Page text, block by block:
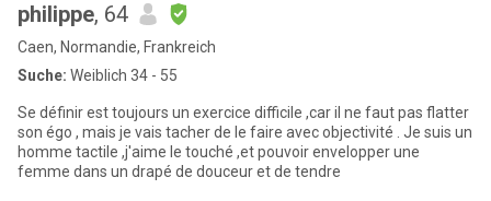
philippe, 64
Caen, Normandie, Frankreich
Suche: Weiblich 34 - 55
Se définir est toujours un exercice difficile ,car il ne faut pas flatter
son égo , mais je vais tacher de le faire avec objectivité . Je suis un
homme tactile ,j'aime le touché ,et pouvoir envelopper une
femme dans un drapé de douceur et de tendre